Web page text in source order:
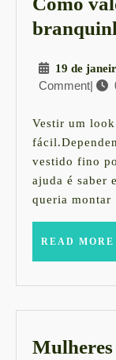
19 de
Comment|
Vestir um
vestido fino
ajuda é saber
queria montar
READ MORE
Mulheres